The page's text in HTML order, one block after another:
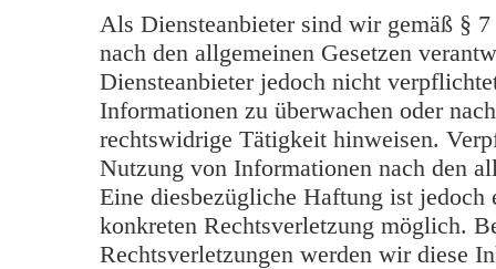
Als Diensteanbieter sind wir gemäß §
nach den allgemeinen Gesetzen
Diensteanbieter jedoch nicht
Informationen zu überwachen oder
rechtswidrige Tätigkeit hinweisen.
Nutzung von Informationen nach den
Eine diesbezügliche Haftung ist
konkreten Rechtsverletzung möglich.
Rechtsverletzungen werden wir diese